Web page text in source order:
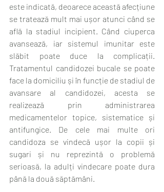
este indicată, deoarece această afecțiune
se tratează mult mai ușor atunci când se
află la stadiul incipient. Când ciuperca
avansează, iar sistemul imunitar este
slăbit poate duce la complicații.
Tratamentul candidozei bucale se poate
face la domiciliu și în funcție de stadiul de
avansare al candidozei, acesta se
realizează prin administrarea
medicamentelor topice, sistematice și
antifungice. De cele mai multe ori
candidoza se vindecă ușor la copii și
sugari și nu reprezintă o problemă
serioasă, la adulți vindecare poate dura
până la două săptămâni.